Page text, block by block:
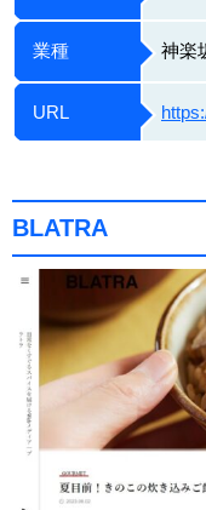
業種 神楽
URL
BLATRA